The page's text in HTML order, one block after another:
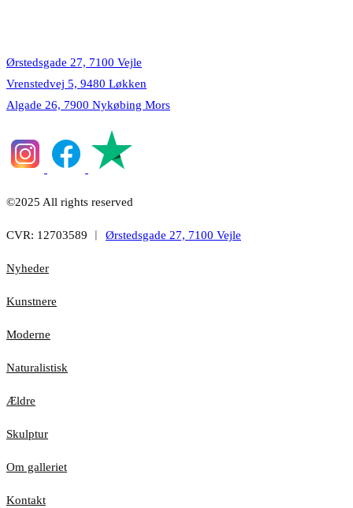
Ørstedsgade 27, 7100 Vejle
Vrenstedvej 5, 9480 Løkken
Algade 26, 7900 Nykøbing Mors
©2025 All rights reserved
CVR: 12703589 ︱ Ørstedsgade 27, 7100 Vejle
Nyheder
Kunstnere
Moderne
Naturalistisk
Ældre
Skulptur
Om galleriet
Kontakt